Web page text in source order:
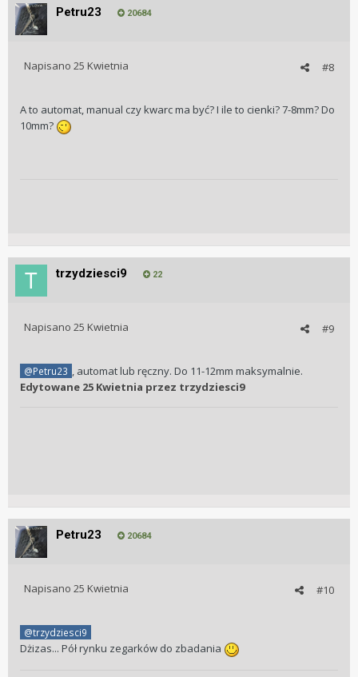
Petru23 20684
#8
Napisano 25 Kwietnia
A to automat, manual czy kwarc ma być? I ile to cienki? 7-8mm? Do
10mm?
trzydziesci9 22
#9
Napisano 25 Kwietnia
@Petru23 , automat lub ręczny. Do 11-12mm maksymalnie.
Edytowane 25 Kwietnia przez trzydziesci9
Petru23 20684
#10
Napisano 25 Kwietnia
@trzydziesci9
Dżizas... Pół rynku zegarków do zbadania